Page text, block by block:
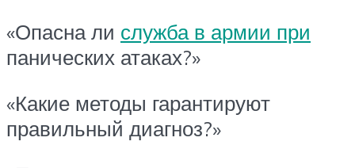
«Опасна ли служба в армии при
панических атаках?»
«Какие методы гарантируют
правильный диагноз?»